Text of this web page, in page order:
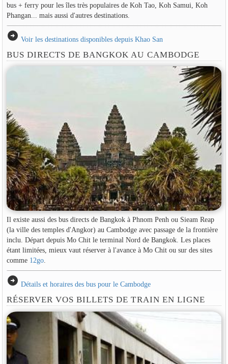
bus + ferry pour les îles très populaires de Koh Tao, Koh Samui, Koh
Phangan... mais aussi d'autres destinations.
arrow_circle_right Voir les destinations disponibles depuis Khao San
BUS DIRECTS DE BANGKOK AU CAMBODGE
Il existe aussi des bus directs de Bangkok à Phnom Penh ou Sieam Reap
(la ville des temples d'Angkor) au Cambodge avec passage de la frontière
inclu. Départ depuis Mo Chit le terminal Nord de Bangkok. Les places
étant limitées, mieux vaut réserver à l'avance à Mo Chit ou sur des sites
comme 12go.
arrow_circle_right Détails et horaires des bus pour le Cambodge
RÉSERVER VOS BILLETS DE TRAIN EN LIGNE